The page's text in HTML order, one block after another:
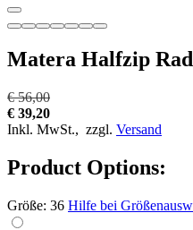
Matera Halfzip
€ 56,00
€ 39,20
Inkl. MwSt., zzgl. Versand
Product Options:
Größe: 36 Hilfe bei